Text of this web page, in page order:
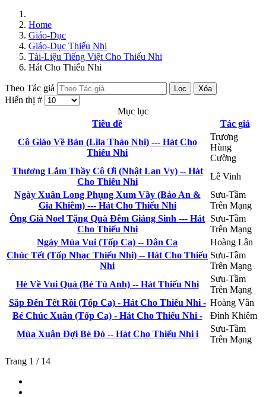
Home
Giáo-Dục
Giáo-Dục Thiếu Nhi
Tài-Liệu Tiếng Việt Cho Thiếu Nhi
Hát Cho Thiếu Nhi
Theo Tác giả Lọc Xóa
Hiển thị #
Mục lục
Tiêu đề
Tác giả
Cô Giáo Về Bản (Lila Thảo Nhi) --- Hát Cho
Thiếu Nhi
Trương
Hùng
Cường
Thương Lắm Thầy Cô Ơi (Nhật Lan Vy) -- Hát
Cho Thiếu Nhi
Lê Vinh
Ngày Xuân Long Phụng Xum Vầy (Bảo An &
Gia Khiêm) --- Hát Cho Thiếu Nhi
Sưu-Tầm
Trên Mạng
Ông Già Noel Tặng Quà Đêm Giáng Sinh --- Hát
Cho Thiếu Nhi
Sưu-Tầm
Trên Mạng
Ngày Mùa Vui (Tốp Ca) -- Dân Ca
Hoàng Lân
Chúc Tết (Tốp Nhạc Thiếu Nhi) -- Hát Cho Thiếu
Nhi
Sưu-Tầm
Trên Mạng
Hè Về Vui Quá (Bé Tú Anh) -- Hát Thiếu Nhi
Sưu-Tầm
Trên Mạng
Sắp Đến Tết Rồi (Tốp Ca) - Hát Cho Thiếu Nhi - Hoàng Vân
Bé Chúc Xuân (Tốp Ca) - Hát Cho Thiếu Nhi -
Đình Khiêm
Mùa Xuân Đợi Bé Đó -- Hát Cho Thiếu Nhi i
Sưu-Tầm
Trên Mạng
Trang 1 / 14